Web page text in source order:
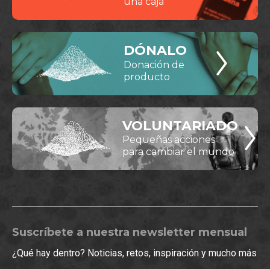
DÓNALO
Donación de
producto
VOLUNTARIADO
Pequeñas acciones
para cambiar el mundo
Suscríbete a nuestra newsletter mensual
¿Qué hay dentro? Noticias, retos, inspiración y mucho más